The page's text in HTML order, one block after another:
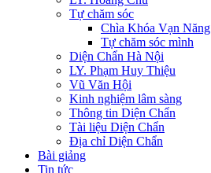
Tự chăm sóc
Chìa Khóa Vạn Năng
Tự chăm sóc mình
Diện Chẩn Hà Nội
LY. Phạm Huy Thiệu
Vũ Văn Hội
Kinh nghiệm lâm sàng
Thông tin Diện Chẩn
Tài liệu Diện Chẩn
Địa chỉ Diện Chẩn
Bài giảng
Tin tức